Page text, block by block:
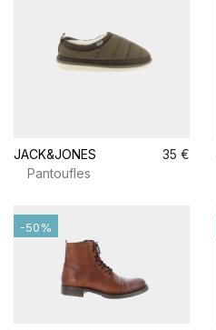
JACK&JONES
35 €
Pantoufles
-50%